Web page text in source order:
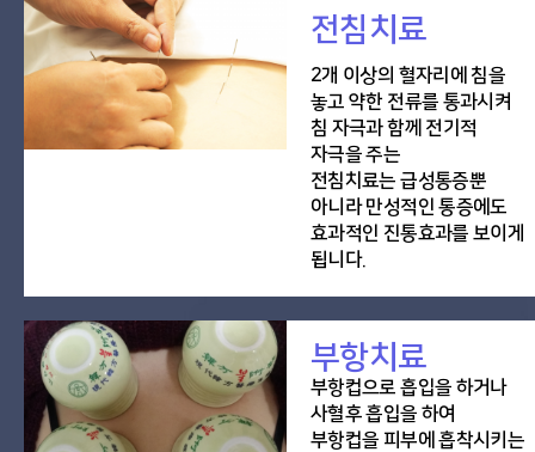
전침치료
2개 이상의 혈자리에 침을
놓고 약한 전류를 통과시켜
침 자극과 함께 전기적
자극을 주는
전침치료는 급성통증뿐
아니라 만성적인 통증에도
효과적인 진통효과를 보이게
됩니다.
부항치료
부항컵으로 흡입을 하거나
사혈후 흡입을 하여
부항컵을 피부에 흡착시키는